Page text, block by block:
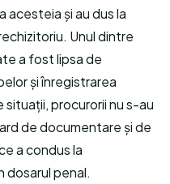
acesteia și au dus la
Unul dintre
a fost lipsa de
și înregistrarea
situații, procurorii nu s-au
de documentare și de
a condus la
dosarul penal.